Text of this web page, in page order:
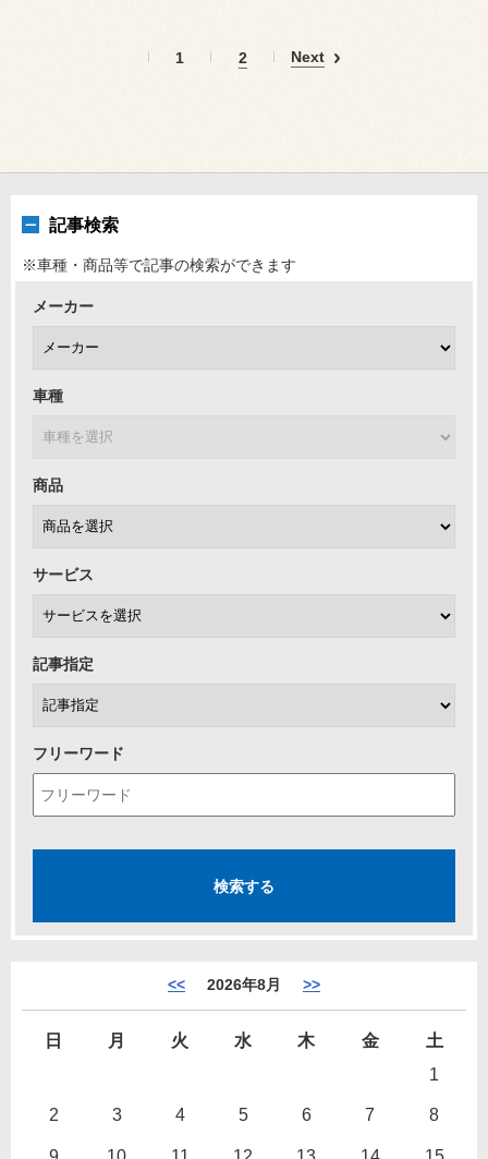
1 2 Next
記事検索
※車種・商品等で記事の検索ができます
メーカー
車種
商品
サービス
記事指定
フリーワード
<< 2026年8月 >>
日 月 火 水 木 金
土
1
2 3 4 5 6 7 8